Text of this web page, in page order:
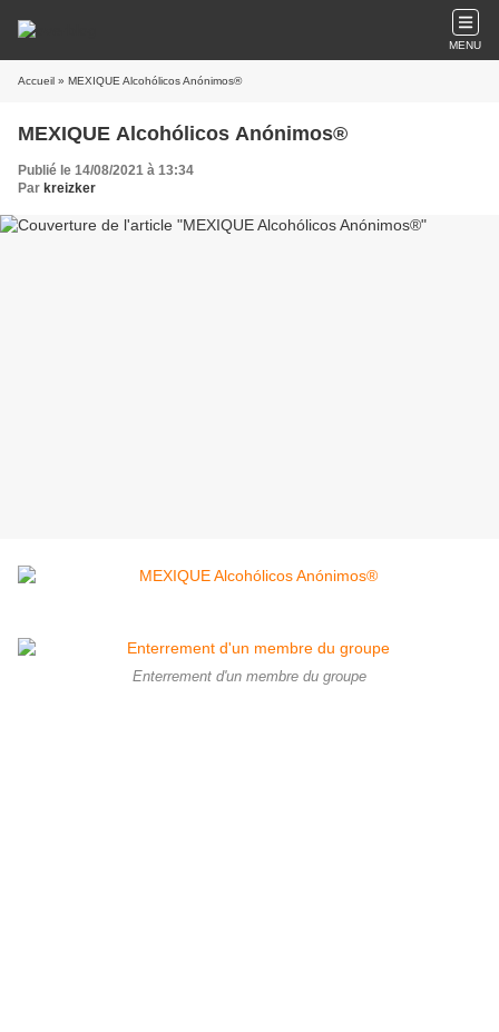
MENU
Accueil » MEXIQUE Alcohólicos Anónimos®
MEXIQUE Alcohólicos Anónimos®
Publié le 14/08/2021 à 13:34
Par kreizker
Enterrement d'un membre du groupe